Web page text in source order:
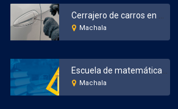
Machala
Machala